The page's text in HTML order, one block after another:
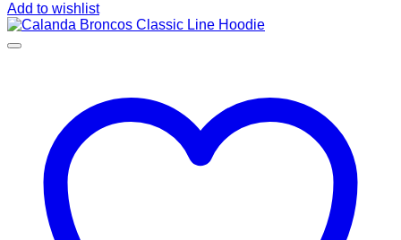
Add to wishlist